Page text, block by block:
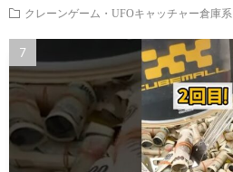
クレーンゲーム・UFOキャッチャー倉庫系